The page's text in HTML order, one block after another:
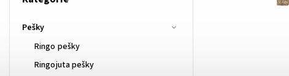
Pešky
Ringo pešky
Ringojuta pešky